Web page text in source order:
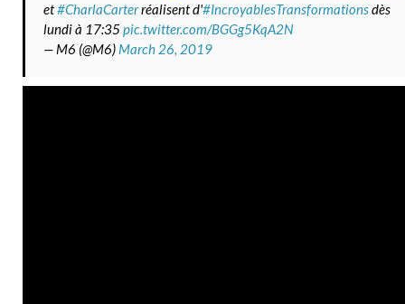
et#CharlaCarterréalisent d'#IncroyablesTransformationsdès
lundi à 17:35pic.twitter.com/BGGg5KqA2N
— M6 (@M6) March 26, 2019